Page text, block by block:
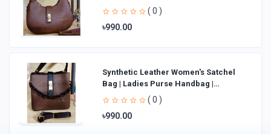
Shoulder Bag La
( 0 )
৳990.00
Synthetic Leather Women's Satchel
Bag | Ladies Purse Handbag |
Handheld Bag | Sl
( 0 )
৳990.00